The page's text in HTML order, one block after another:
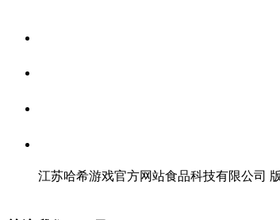
江苏哈希游戏官方网站食品科技有限公司